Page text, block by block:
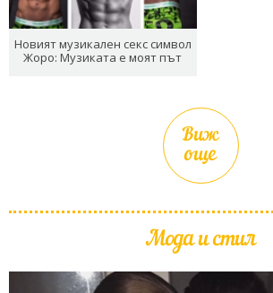
Новият музикален секс символ
Жоро: Музиката е моят път
Виж
още
Мода и стил